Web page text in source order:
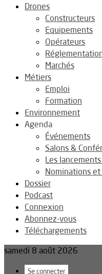
Drones
Constructeurs
Equipements
Opérateurs
Marchés
Métiers
Emploi
Formation
Environnement
Agenda
Événements
Salons &
Les
Nominations et
Dossier
Podcast
Connexion
Abonnez-vous
Téléchargements
samedi 8 août 2026
Se connecter